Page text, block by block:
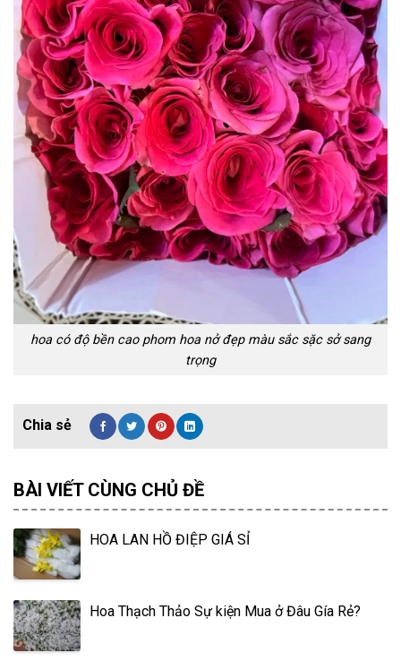
hoa có độ bền cao phom hoa nở đẹp màu sắc sặc sở sang
trọng
BÀI VIẾT CÙNG CHỦ ĐỀ
HOA LAN HỒ ĐIỆP GIÁ SỈ
Hoa Thạch Thảo Sự kiện Mua ở Đâu Gía Rẻ?